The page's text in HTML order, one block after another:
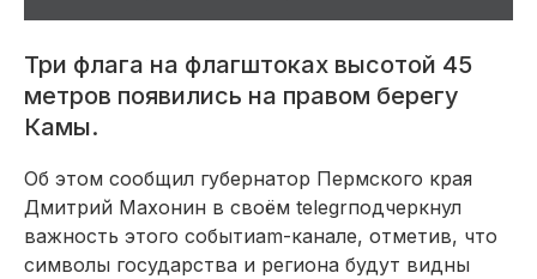
Три флага на флагштоках высотой 45
метров появились на правом берегу
Камы.
Об этом сообщил губернатор Пермского края
Дмитрий Махонин в своём telegrподчеркнул
важность этого событиam-канале, отметив, что
символы государства и региона будут видны